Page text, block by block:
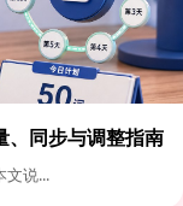
、同步与调整指南
文说...